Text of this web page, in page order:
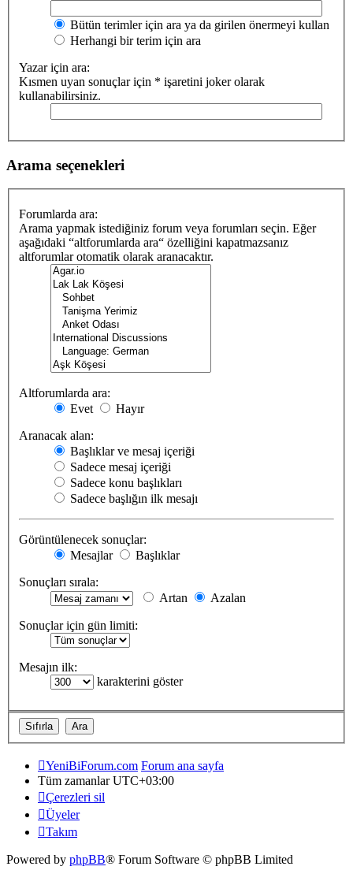
Bütün terimler için ara ya da girilen önermeyi kullan
Herhangi bir terim için ara
Yazar için ara:
Kısmen uyan sonuçlar için * işaretini joker olarak
kullanabilirsiniz.
Arama seçenekleri
Forumlarda ara:
Arama yapmak istediğiniz forum veya forumları seçin. Eğer
aşağıdaki “altforumlarda ara“ özelliğini kapatmazsanız
altforumlar otomatik olarak aranacaktır.
Altforumlarda ara:
Evet
Hayır
Aranacak alan:
Başlıklar ve mesaj içeriği
Sadece mesaj içeriği
Sadece konu başlıkları
Sadece başlığın ilk mesajı
Görüntülenecek sonuçlar:
Mesajlar
Başlıklar
Sonuçları sırala:
Artan
Azalan
Sonuçlar için gün limiti:
Mesajın ilk:
karakterini göster
YeniBiForum.com Forum ana sayfa
Tüm zamanlarUTC+03:00
Çerezleri sil
Üyeler
Takım
Powered by phpBB® Forum Software © phpBB Limited